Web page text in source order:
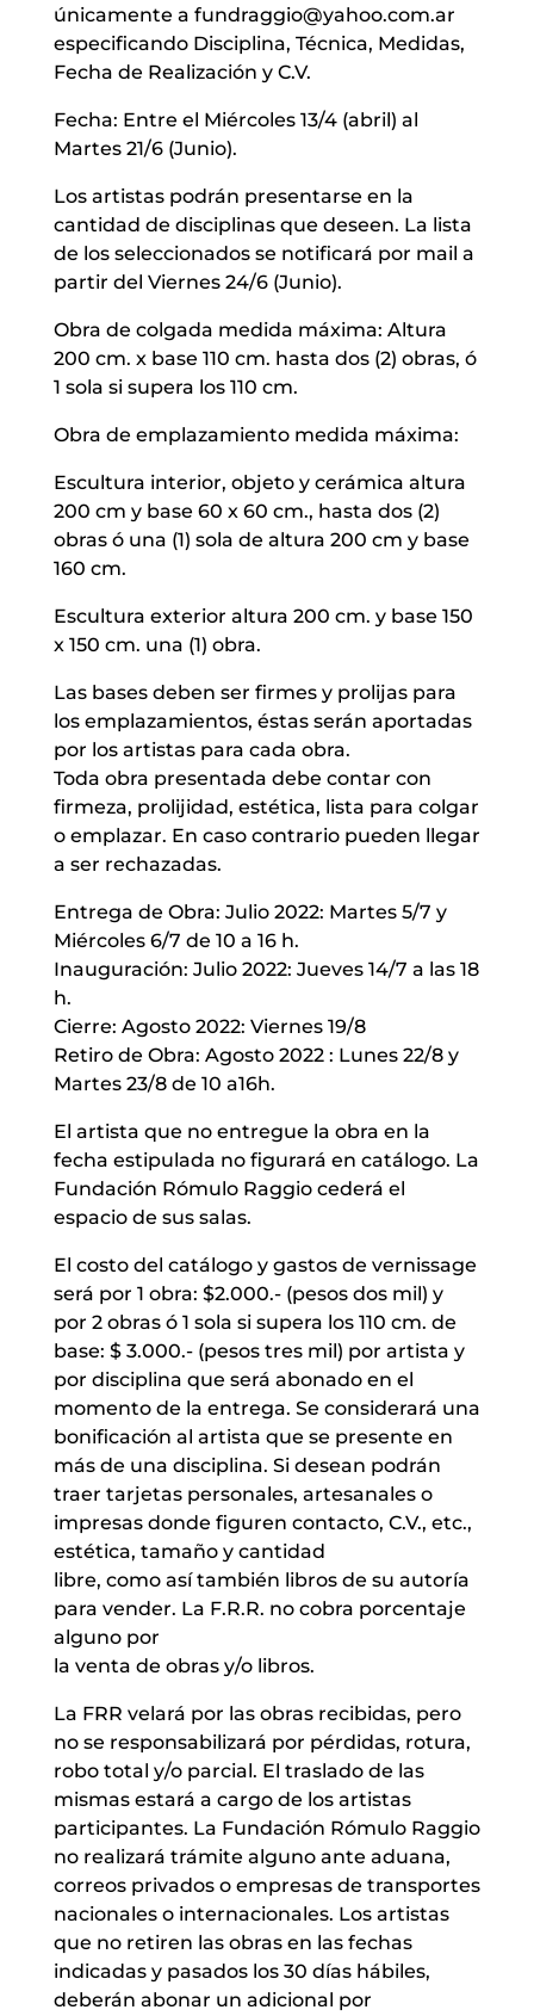
únicamente a fundraggio@yahoo.com.ar
especificando Disciplina, Técnica, Medidas,
Fecha de Realización y C.V.
Fecha: Entre el Miércoles 13/4 (abril) al
Martes 21/6 (Junio).
Los artistas podrán presentarse en la
cantidad de disciplinas que deseen. La lista
de los seleccionados se notificará por mail a
partir del Viernes 24/6 (Junio).
Obra de colgada medida máxima: Altura
200 cm. x base 110 cm. hasta dos (2) obras, ó
1 sola si supera los 110 cm.
Obra de emplazamiento medida máxima:
Escultura interior, objeto y cerámica altura
200 cm y base 60 x 60 cm., hasta dos (2)
obras ó una (1) sola de altura 200 cm y base
160 cm.
Escultura exterior altura 200 cm. y base 150
x 150 cm. una (1) obra.
Las bases deben ser firmes y prolijas para
los emplazamientos, éstas serán aportadas
por los artistas para cada obra.
Toda obra presentada debe contar con
firmeza, prolijidad, estética, lista para colgar
o emplazar. En caso contrario pueden llegar
a ser rechazadas.
Entrega de Obra: Julio 2022: Martes 5/7 y
Miércoles 6/7 de 10 a 16 h.
Inauguración: Julio 2022: Jueves 14/7 a las 18
h.
Cierre: Agosto 2022: Viernes 19/8
Retiro de Obra: Agosto 2022 : Lunes 22/8 y
Martes 23/8 de 10 a16h.
El artista que no entregue la obra en la
fecha estipulada no figurará en catálogo. La
Fundación Rómulo Raggio cederá el
espacio de sus salas.
El costo del catálogo y gastos de vernissage
será por 1 obra: $2.000.- (pesos dos mil) y
por 2 obras ó 1 sola si supera los 110 cm. de
base: $ 3.000.- (pesos tres mil) por artista y
por disciplina que será abonado en el
momento de la entrega. Se considerará una
bonificación al artista que se presente en
más de una disciplina. Si desean podrán
traer tarjetas personales, artesanales o
impresas donde figuren contacto, C.V., etc.,
estética, tamaño y cantidad
libre, como así también libros de su autoría
para vender. La F.R.R. no cobra porcentaje
alguno por
la venta de obras y/o libros.
La FRR velará por las obras recibidas, pero
no se responsabilizará por pérdidas, rotura,
robo total y/o parcial. El traslado de las
mismas estará a cargo de los artistas
participantes. La Fundación Rómulo Raggio
no realizará trámite alguno ante aduana,
correos privados o empresas de transportes
nacionales o internacionales. Los artistas
que no retiren las obras en las fechas
indicadas y pasados los 30 días hábiles,
deberán abonar un adicional por